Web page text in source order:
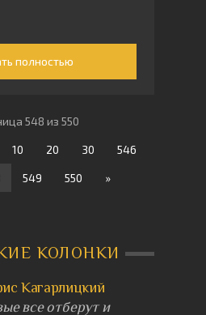
полностью
548 из 550
10 20 30 546
549 550 »
КОЛОНКИ
Кагарлицкий
все отберут и